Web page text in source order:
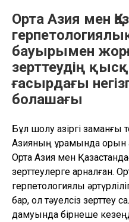
Орта Азия мен
бауырымен
зерттеудің
ғасырдағы
болашағы
Бұл шолу қазіргі заманғы
Азияның құрамында орын
Орта Азия мен
зерттеулерге арналған.
герпетологиялық
бар, ол тәуелсіз зерттеу
дамуында бірнеше